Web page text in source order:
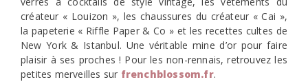
créateur « Louizon », les chaussures du créateur « Cai »,
la papeterie « Riffle Paper & Co » et les recettes cultes de
New York & Istanbul. Une véritable mine d’or pour faire
plaisir à ses proches ! Pour les non-rennais, retrouvez les
petites merveilles sur frenchblossom.fr.